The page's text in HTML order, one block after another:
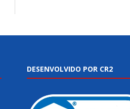
DESENVOLVIDO POR CR2